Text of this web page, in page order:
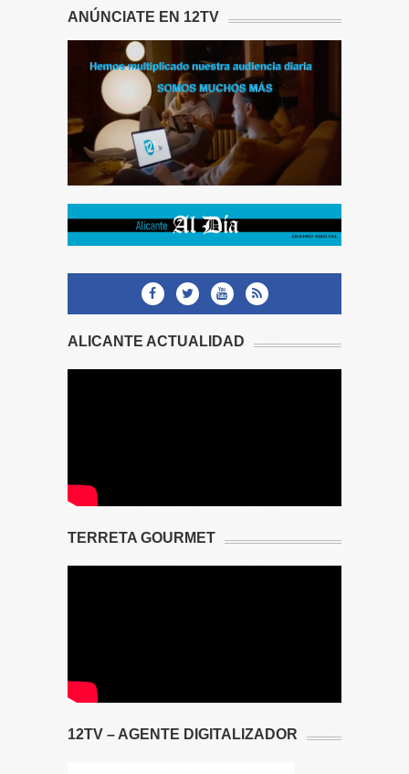
ANÚNCIATE EN 12TV
ALICANTE ACTUALIDAD
TERRETA GOURMET
12TV – AGENTE DIGITALIZADOR